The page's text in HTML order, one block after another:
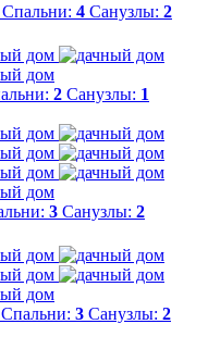
Спальни: 4 Санузлы: 2
2 Санузлы: 1
3 Санузлы: 2
Спальни: 3 Санузлы: 2